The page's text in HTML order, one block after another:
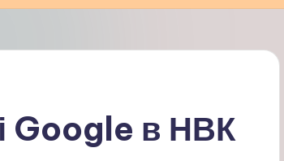
Google в НВК